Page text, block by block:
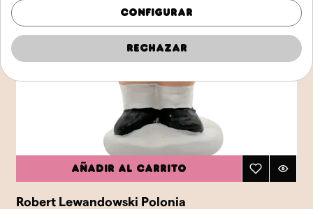
Añadir al carrito
Robert Lewandowski Polonia
Configurar
Rechazar